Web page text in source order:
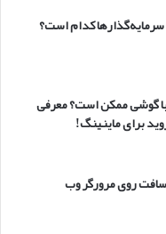
سرمایه‌گذارها کدام است؟
گوشی ممکن است؟ معرفی
برای ماینینگ!
روی مرورگر وب